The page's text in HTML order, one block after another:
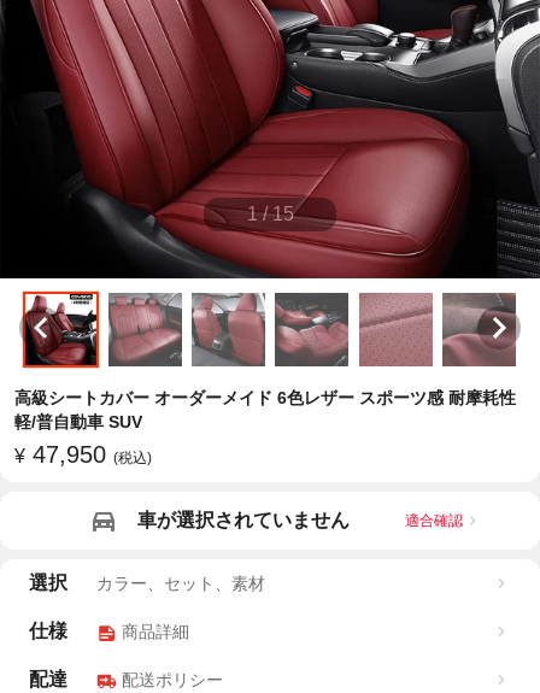
1 / 15
高級シートカバー オーダーメイド 6色レザー スポーツ感 耐摩耗性
軽/普自動車 SUV
¥ 47,950 (税込)
車が選択されていません 適合確認
選択 カラー、セット、素材
仕様 商品詳細
配達 配送ポリシー